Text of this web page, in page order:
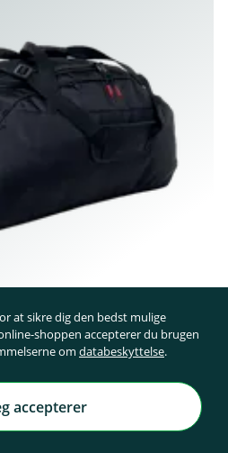
448,99 kr.
somkostninger fra 87,50 kr.
at sikre dig den bedst mulige
shoppen accepterer du brugen
om databeskyttelse.
accepterer